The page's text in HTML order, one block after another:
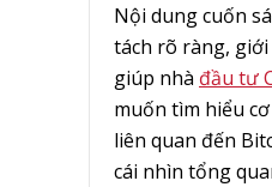
Nội dung cuốn
tách rõ ràng,
giúp nhà đầu tư
muốn tìm hiểu
liên quan đến
cái nhìn tổng